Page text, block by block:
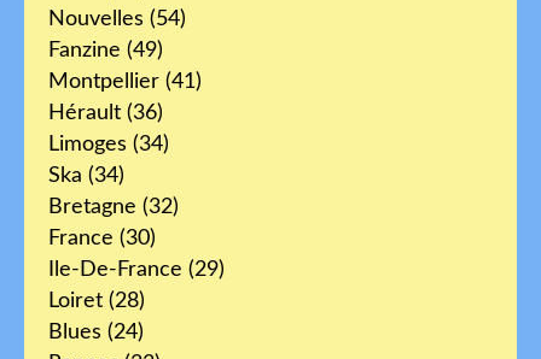
Nouvelles (54)
Fanzine (49)
Montpellier (41)
Hérault (36)
Limoges (34)
Ska (34)
Bretagne (32)
France (30)
Ile-De-France (29)
Loiret (28)
Blues (24)